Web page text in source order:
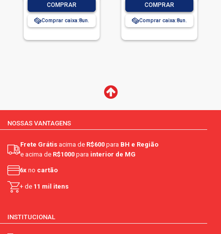
COMPRAR
Comprar caixa:8
COMPRAR
Comprar caixa:8
NOSSAS VANTAGENS
Frete Grátis acima de R$600 para BH e Região
e acima de R$1000 para interior de MG
6x no cartão
+ de 11 mil itens
INSTITUCIONAL